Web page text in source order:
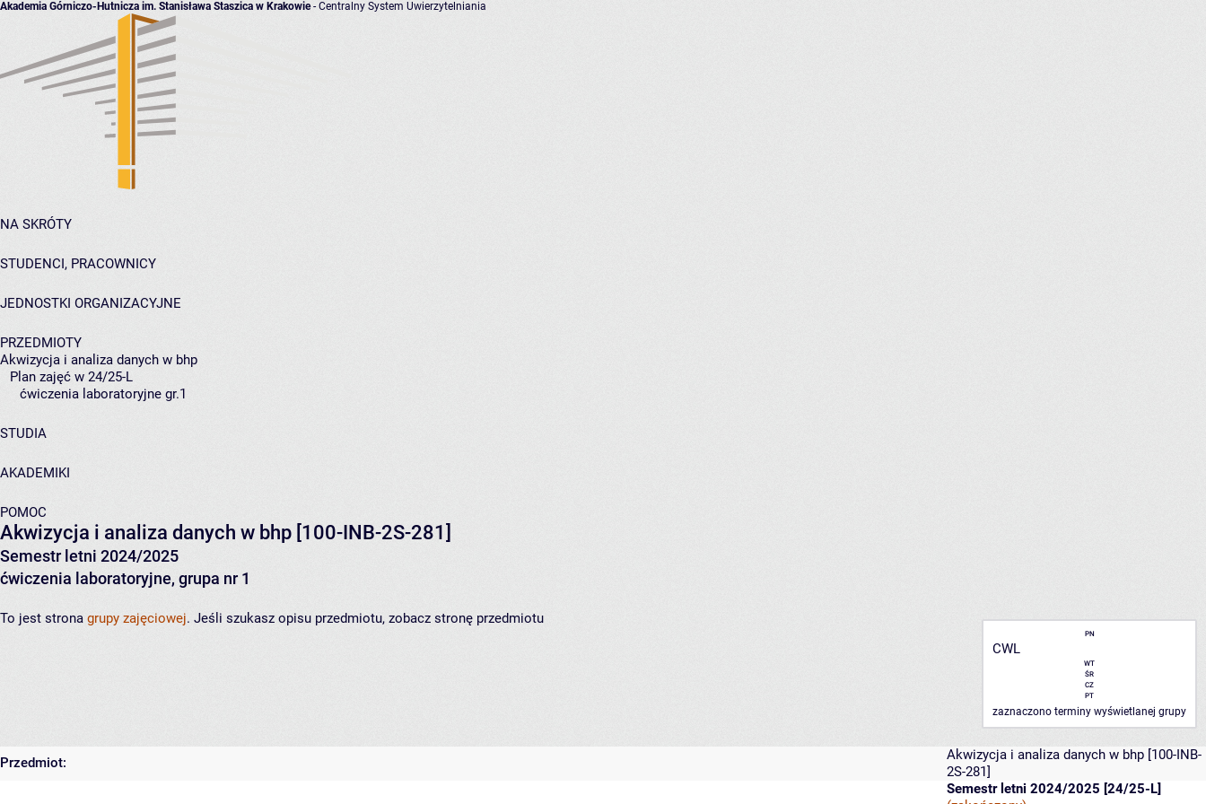
Akademia Górniczo-Hutnicza im. Stanisława Staszica w Krakowie- Centralny System Uwierzytelniania
NA SKRÓTY
STUDENCI, PRACOWNICY
JEDNOSTKI ORGANIZACYJNE
PRZEDMIOTY
Akwizycja i analiza danych w bhp
Plan zajęć w 24/25-L
ćwiczenia laboratoryjne gr.1
STUDIA
AKADEMIKI
POMOC
Akwizycja i analiza danych w bhp [100-INB-2S-281]
Semestr letni 2024/2025
ćwiczenia laboratoryjne, grupa nr 1
PN
CWL
WT
ŚR
CZ
PT
zaznaczono terminy wyświetlanej grupy
To jest strona grupy zajęciowej. Jeśli szukasz opisu przedmiotu, zobacz stronę przedmiotu
Przedmiot: Akwizycja i analiza danych w bhp [100-INB-
2S-281]
Semestr letni 2024/2025 [24/25-L]